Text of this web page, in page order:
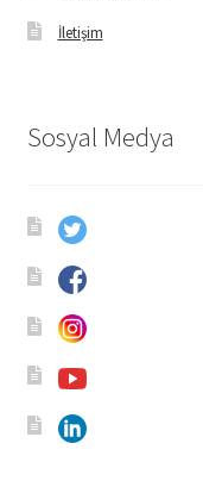
İletişim
Sosyal Medya